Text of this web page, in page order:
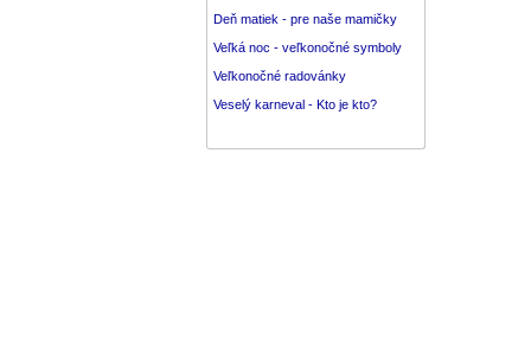
Deň matiek - pre naše mamičky
Veľká noc - veľkonočné symboly
Veľkonočné radovánky
Veselý karneval - Kto je kto?